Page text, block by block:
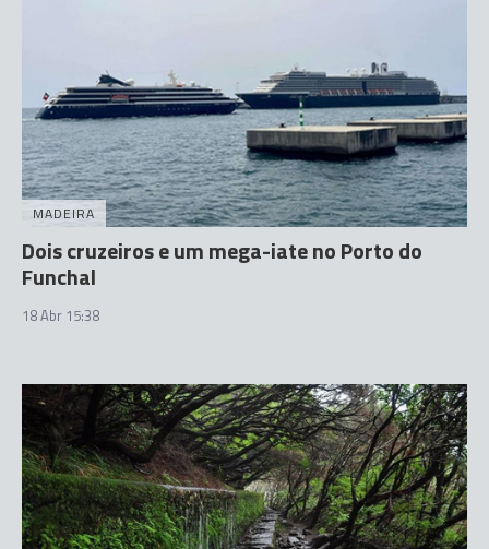
MADEIRA
Dois cruzeiros e um mega-iate no Porto do
Funchal
18 Abr 15:38